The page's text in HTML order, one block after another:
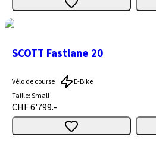
SCOTT Fastlane 20
Vélo de course
E-Bike
Taille:Small
CHF 6'799.-